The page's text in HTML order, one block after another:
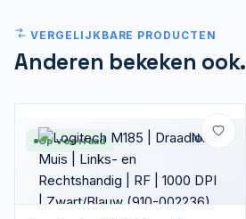
VERGELIJKBARE PRODUCTEN
Anderen bekeken ook.
Op voorraad Nieuw